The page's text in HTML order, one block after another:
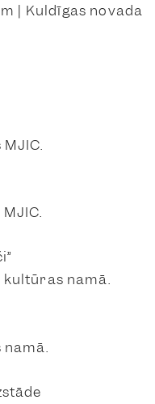
| Kuldīgas novada
kultūras namā.